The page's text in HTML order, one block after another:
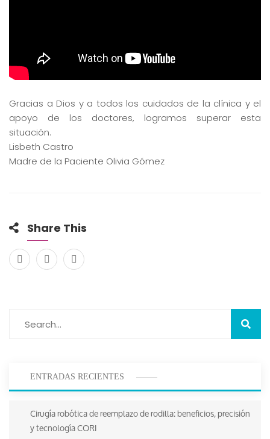
Gracias a Dios y a todos los cuidados de la clínica y el
apoyo de los doctores, logramos superar esta
situación.
Lisbeth Castro
Madre de la Paciente Olivia Gómez
Share This
ENTRADAS RECIENTES
Cirugía robótica de reemplazo de rodilla: beneficios, precisión
y tecnología CORI